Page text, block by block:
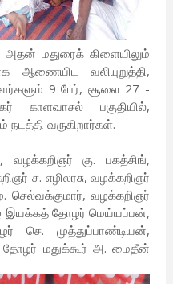
மதுரைக் கிளையிலும்
ஆணையிட வலியுறுத்தி,
9 பேர், சூலை 27 -
காளவாசல் பகுதியில்,
வருகிறார்கள்.
கு. பகத்சிங்,
ச. எழிலரசு, வழக்கறிஞர்
செல்வக்குமார், வழக்கறிஞர்
இயக்கத் தோழர் மெய்யப்பன்,
செ. முத்துப்பாண்டியன்,
தோழர் மதுக்கூர் அ. மைதீன்